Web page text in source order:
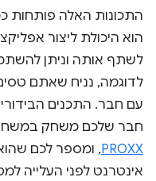
התכונות האלה פותחות
הוא היכולת ליצור
לשתף אותה וניתן
לדוגמה, נניח שאתם
עם חבר. התכנים
חבר שלכם משחק במשחק
PROXX, ומספר לכם
אינטרנט לפני העלייה